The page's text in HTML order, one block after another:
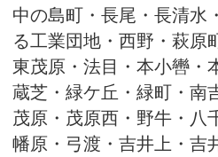
中の島町・長尾・長清水
る工業団地・西野・萩原
東茂原・法目・本小轡・
蔵芝・緑ケ丘・緑町・南
茂原・茂原西・野牛・八
幡原・弓渡・吉井上・吉